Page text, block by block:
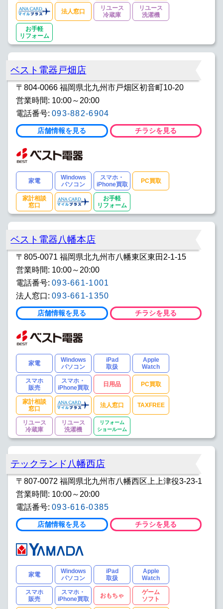
法人窓口
リユース
冷蔵庫
リユース
洗濯機
お手軽
リフォーム
ベスト電器戸畑店
〒804-0066 福岡県北九州市戸畑区初音町10-20
営業時間: 10:00～20:00
電話番号: 093-882-6904
店舗情報を見る チラシを見る
家電
Windows
パソコン
スマホ・
iPhone買取
PC買取
家計相談
窓口
お手軽
リフォーム
ベスト電器八幡本店
〒805-0071 福岡県北九州市八幡東区東田2-1-15
営業時間: 10:00～20:00
電話番号: 093-661-1001
法人窓口: 093-661-1350
店舗情報を見る チラシを見る
家電
Windows
パソコン
iPad
取扱
Apple
Watch
スマホ
販売
スマホ・
iPhone買取
日用品 PC買取
家計相談
窓口
法人窓口 TAXFREE
リユース
冷蔵庫
リユース
洗濯機
リフォーム
ショールーム
テックランド八幡西店
〒807-0072 福岡県北九州市八幡西区上上津役3-23-1
営業時間: 10:00～20:00
電話番号: 093-616-0385
店舗情報を見る チラシを見る
家電
Windows
パソコン
iPad
取扱
Apple
Watch
スマホ
販売
スマホ・
iPhone買取
おもちゃ
ゲーム
ソフト